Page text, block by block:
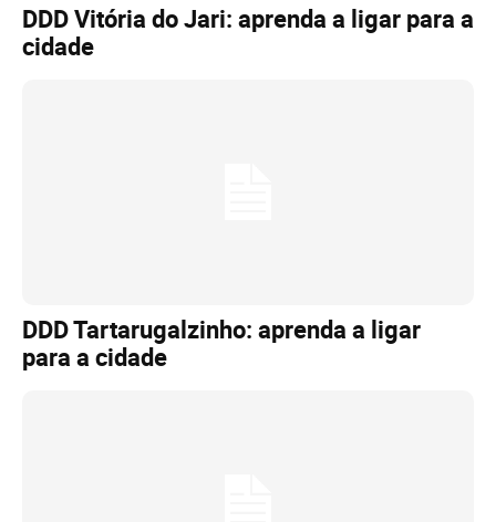
DDD Vitória do Jari: aprenda a ligar para a
cidade
DDD Tartarugalzinho: aprenda a ligar
para a cidade